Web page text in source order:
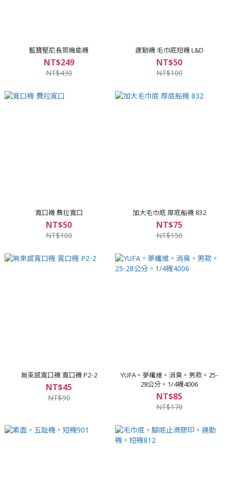
藍寶堅尼長筒機能襪
NT$249
NT$430
運動襪 毛巾底短襪 L&D
NT$50
NT$100
寬口襪 費拉寬口
NT$50
NT$100
加大毛巾底 厚底船襪 832
NT$75
NT$150
無束感寬口襪 寬口襪 P2-2
NT$45
NT$90
YUFA。夢纖維。消臭。男款。25-
28公分。1/4襪4006
NT$85
NT$170